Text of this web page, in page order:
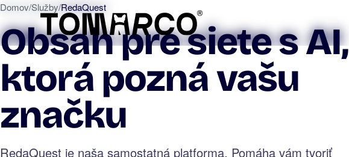
Domov/Služby/RedaQuest
Obsah pre siete s AI,
ktorá pozná vašu
značku
RedaQuest je naša samostatná platforma. Pomáha vám tvoriť